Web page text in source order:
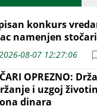
konkurs
namenjen
08-07 12:27:06
OPREZNO:
i uzgoj
dinara